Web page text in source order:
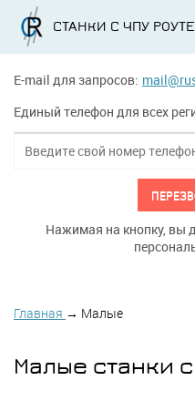
СТАНКИ С ЧПУ
E-mail для запросов:
Единый телефон для всех
Нажимая на кнопку, вы
Главная → Малые
Малые станки